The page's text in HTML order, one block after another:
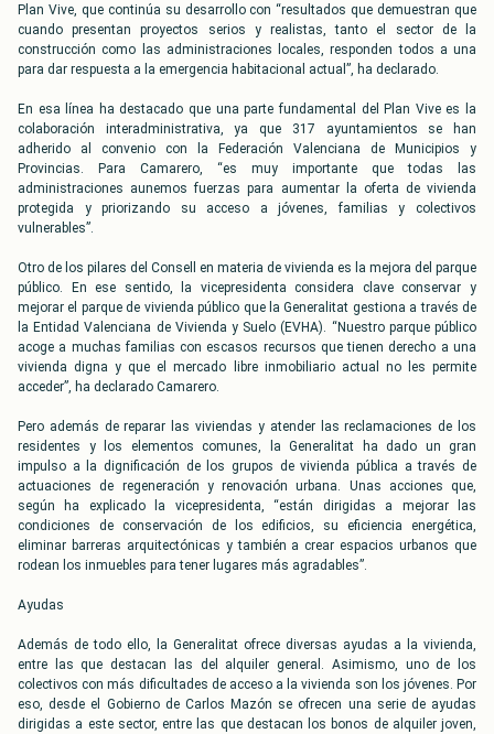
Plan Vive, que continúa su desarrollo con “resultados que demuestran que
cuando presentan proyectos serios y realistas, tanto el sector de la
construcción como las administraciones locales, responden todos a una
para dar respuesta a la emergencia habitacional actual”, ha declarado.
En esa línea ha destacado que una parte fundamental del Plan Vive es la
colaboración interadministrativa, ya que 317 ayuntamientos se han
adherido al convenio con la Federación Valenciana de Municipios y
Provincias. Para Camarero, “es muy importante que todas las
administraciones aunemos fuerzas para aumentar la oferta de vivienda
protegida y priorizando su acceso a jóvenes, familias y colectivos
vulnerables”.
Otro de los pilares del Consell en materia de vivienda es la mejora del parque
público. En ese sentido, la vicepresidenta considera clave conservar y
mejorar el parque de vivienda público que la Generalitat gestiona a través de
la Entidad Valenciana de Vivienda y Suelo (EVHA). “Nuestro parque público
acoge a muchas familias con escasos recursos que tienen derecho a una
vivienda digna y que el mercado libre inmobiliario actual no les permite
acceder”, ha declarado Camarero.
Pero además de reparar las viviendas y atender las reclamaciones de los
residentes y los elementos comunes, la Generalitat ha dado un gran
impulso a la dignificación de los grupos de vivienda pública a través de
actuaciones de regeneración y renovación urbana. Unas acciones que,
según ha explicado la vicepresidenta, “están dirigidas a mejorar las
condiciones de conservación de los edificios, su eficiencia energética,
eliminar barreras arquitectónicas y también a crear espacios urbanos que
rodean los inmuebles para tener lugares más agradables”.
Ayudas
Además de todo ello, la Generalitat ofrece diversas ayudas a la vivienda,
entre las que destacan las del alquiler general. Asimismo, uno de los
colectivos con más dificultades de acceso a la vivienda son los jóvenes. Por
eso, desde el Gobierno de Carlos Mazón se ofrecen una serie de ayudas
dirigidas a este sector, entre las que destacan los bonos de alquiler joven,